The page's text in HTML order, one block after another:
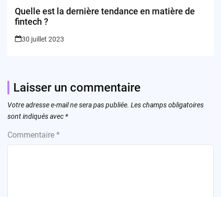
Quelle est la dernière tendance en matière de
fintech ?
30 juillet 2023
Laisser un commentaire
Votre adresse e-mail ne sera pas publiée. Les champs obligatoires
sont indiqués avec *
Commentaire *